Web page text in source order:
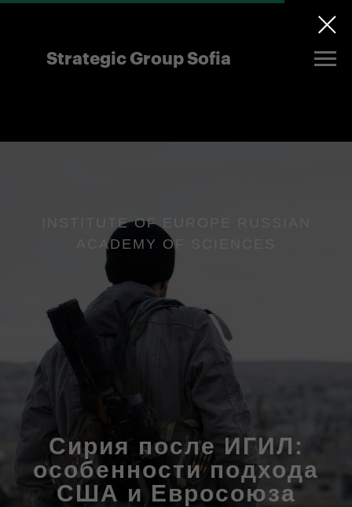
Strategic Group Sofia
Cирия после ИГИЛ:
особенности подхода
США и Евросоюза
INSTITUTE OF EUROPE RUSSIAN
ACADEMY OF SCIENCES